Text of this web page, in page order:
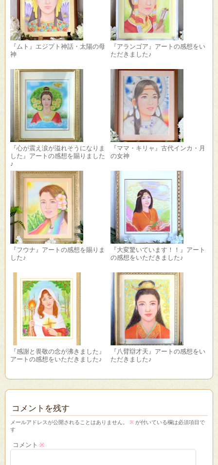
『ムト』エジプト神話・太陽の母
神
『アランゴア』アートの感想をい
ただきました♪
『心が震え涙が溢れそうになりま
した』アートの感想を賜りました
♪
『ママ・キリャ』古代インカ・月
の女神
『フウナ』アートの感想を賜りま
した♪
『大変驚いています！！』アート
の感想をいただきました♪
『感謝と畏敬の念が沸きました』
アートの感想をいただきました♪
『八臂辯才天』アートの感想をい
ただきました♪
コメントを残す
メールアドレスが公開されることはありません。 ※ が付いている欄は必須項目で
す
コメント ※